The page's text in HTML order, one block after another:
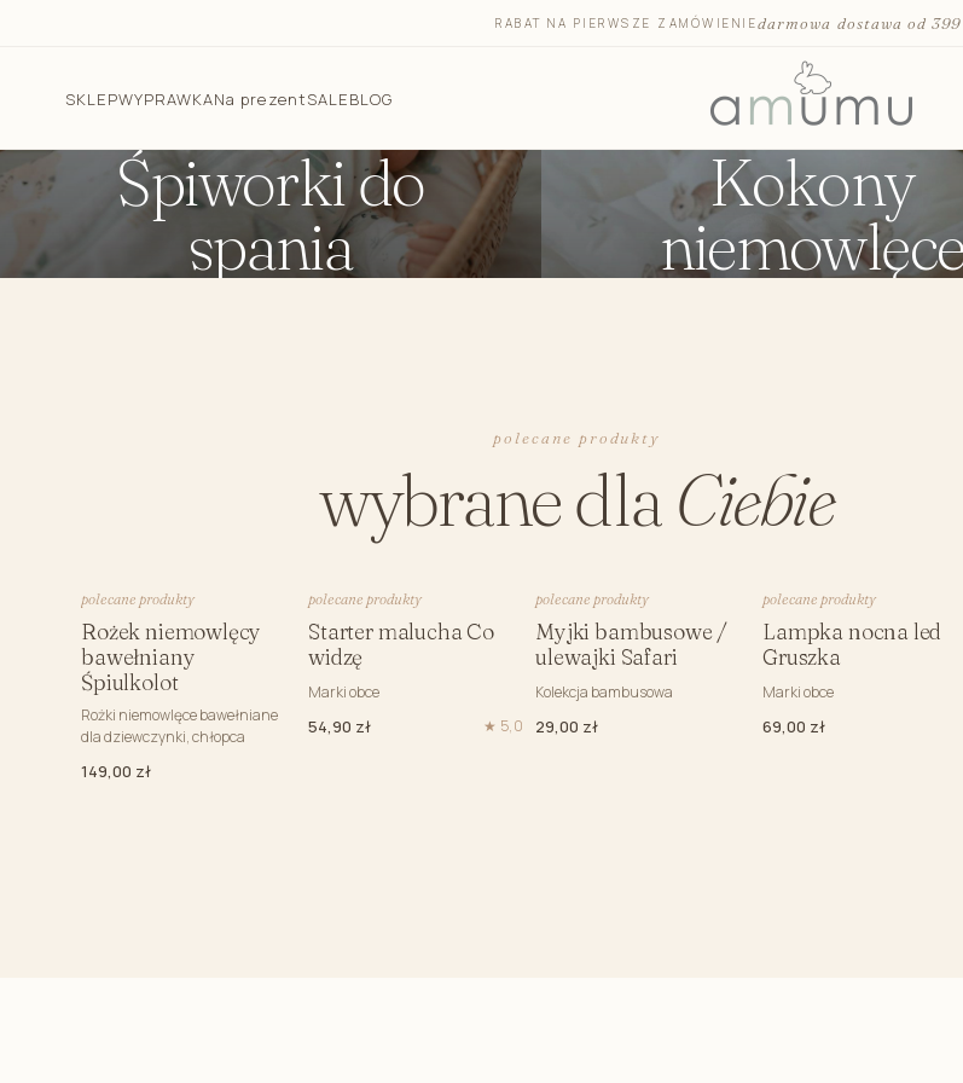
RABAT NA PIERWSZE ZAMÓWIENIEdarmowa dostawa od 399
SKLEP
Pościel dla dzieci
Śpiworki do spania
Prześcieradło do łóżeczka
Prześcieradła do dostawki
Prześcieradło do kosza mojżesza
Podkład ochronny na materac
Poduszki
Otulacze i pieluszki bambusowe
Mata na przewijak
Akcesoria dla niemowląt
Środki czystości bezpieczne dla dzieci
WYPRAWKANa prezentSALEBLOG
Śpiworki do
spania
Kokony
polecane produkty
wybrane dlaCiebie
polecane produkty
Rożek niemowlęcy
bawełniany
Śpiulkolot
Rożki niemowlęce bawełniane
dla dziewczynki, chłopca
149,00 zł
polecane produkty
Starter malucha Co
widzę
Marki obce
54,90 zł ★ 5,0
polecane produkty
Myjki bambusowe /
ulewajki Safari
Kolekcja bambusowa
29,00 zł
polecane produkty
Lampka nocna led
Gruszka
Marki obce
69,00 zł